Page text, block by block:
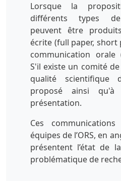
Lorsque la
différents types de
peuvent être
écrite (full paper, short
communication orale
S'il existe un comité
qualité scientifique
proposé ainsi
présentation.
Ces
équipes de l’ORS, en
présentent l’état de
problématique de